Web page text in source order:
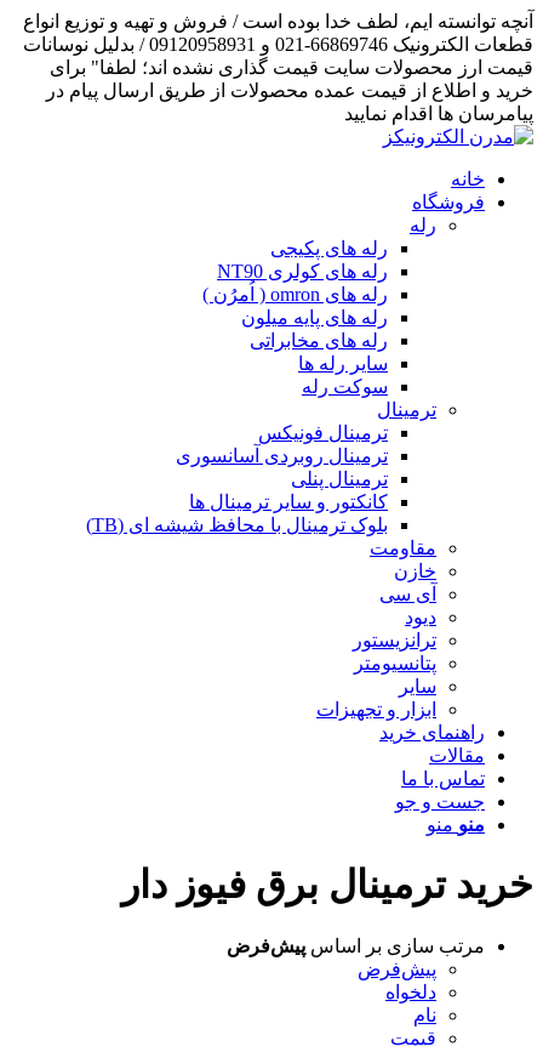
آنچه توانسته ایم، لطف خدا بوده است / فروش و تهیه و توزیع انواع
قطعات الکترونیک 66869746-021 و 09120958931 / بدلیل نوسانات
قیمت ارز محصولات سایت قیمت گذاری نشده اند؛ لطفا" برای
خرید و اطلاع از قیمت عمده محصولات از طریق ارسال پیام در
پیامرسان ها اقدام نمایید
خانه
فروشگاه
رله
رله های پکیجی
رله های کولری NT90
رله های omron ( اُمرُن )
رله های پایه میلون
رله های مخابراتی
سایر رله ها
سوکت رله
ترمینال
ترمینال فونیکس
ترمینال روبردی آسانسوری
ترمینال پنلی
کانکتور و سایر ترمینال ها
بلوک ترمینال با محافظ شیشه ای (TB)
مقاومت
خازن
آی سی
دیود
ترانزیستور
پتانسیومتر
سایر
ابزار و تجهیزات
راهنمای خرید
مقالات
تماس با ما
جست و جو
منو منو
خرید ترمینال برق فیوز دار
مرتب سازی بر اساس پیش‌فرض
پیش‌فرض
دلخواه
نام
قیمت